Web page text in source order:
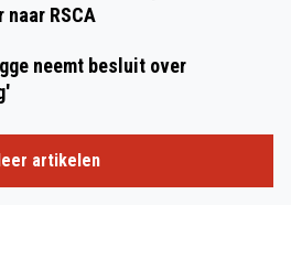
RSCA
neemt besluit over
artikelen